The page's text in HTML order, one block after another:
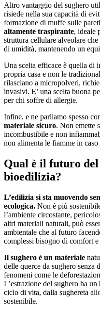
Altro vantaggio del sughero
risiede nella sua capacità di
formazione di muffe sulle
altamente traspirante, ideale
struttura cellulare alveolare
di umidità, mantenendo un
Una scelta efficace è quella di
propria casa e non le
rilasciano a micropolveri,
invasivi. E’ una scelta buona
per chi soffre di allergie.
Infine, e ne parliamo spesso
materiale sicuro. Non emette
incombustibile e non
non alimenta le fiamme in
Qual è il futuro del
bioedilizia?
L’edilizia si sta muovendo
ecologica. Non è più
l’ambiente circostante,
altri materiali naturali, può
ambientale che al futuro
complessi bisogno di comfort e
Il sughero è un materiale
delle querce da sughero senza
fenomeni come le
L’estrazione del sughero ha
ciclo di vita, dalla sughereta
sostenibile.